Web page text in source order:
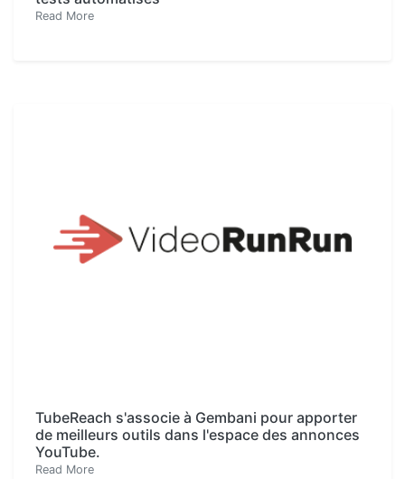
Read More
TubeReach s'associe à Gembani pour apporter
de meilleurs outils dans l'espace des annonces
YouTube.
Read More